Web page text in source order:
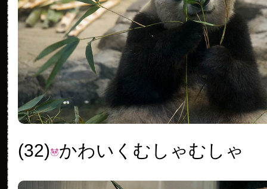
(32) かわいくむしゃむしゃ